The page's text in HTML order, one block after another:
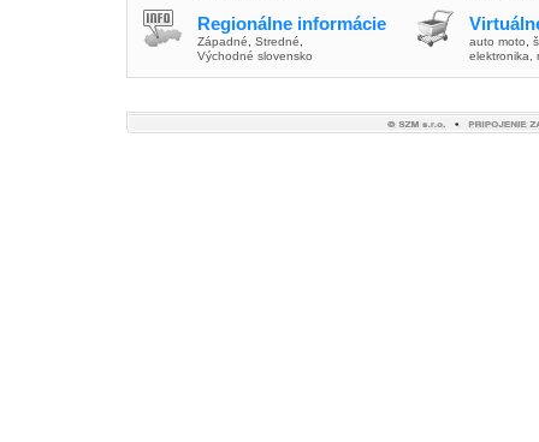
Regionálne informácie
Západné Stredné
Východné slovensko
auto moto
elektronika,